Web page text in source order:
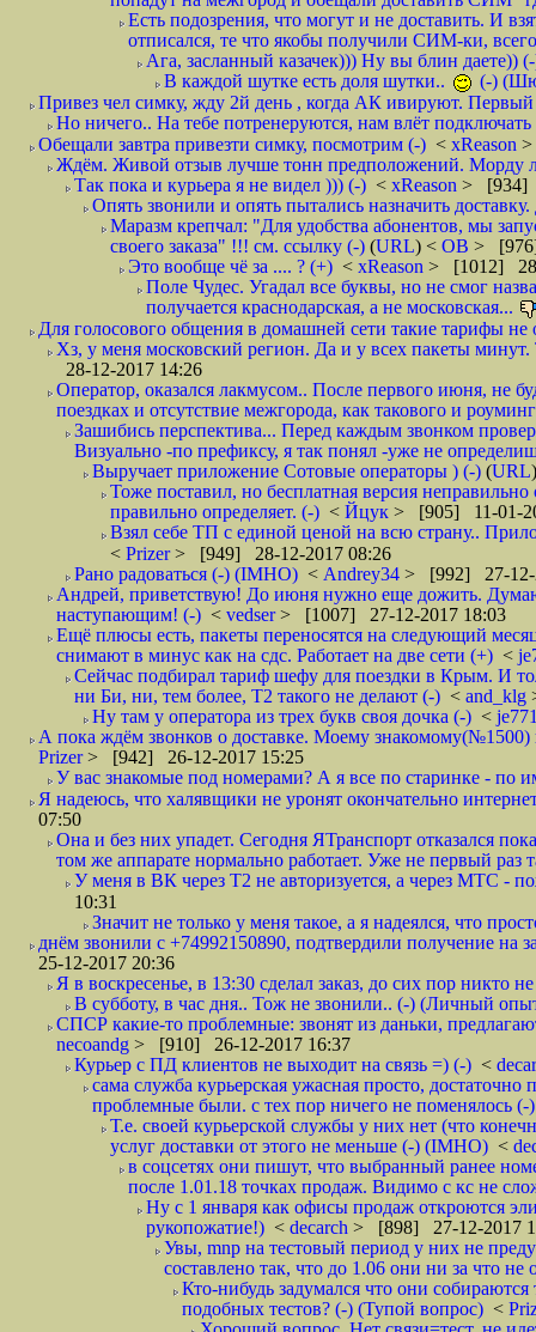
Есть подозрения, что могут и не доставить. И
отписался, те что якобы получили СИМ-ки,
Ага, засланный казачек))) Ну вы блин даете))
В каждой шутке есть доля шутки..
(-)
Привез чел симку, жду 2й день , когда АК ивируют. Первый
Но ничего.. На тебе потренеруются, нам влёт подключать
Обещали завтра привезти симку, посмотрим (-) < xReason
Ждём. Живой отзыв лучше тонн предположений. Морду
Так пока и курьера я не видел ))) (-) < xReason > [934]
Опять звонили и опять пытались назначить
Маразм крепчал: "Для удобства абонентов, мы
своего заказа" !!! см. ссылку (-) (URL) < ОВ >
Это вообще чё за .... ? (+) < xReason > [1012]
Поле Чудес. Угадал все буквы, но не смог
получается краснодарская, а не московская...
Для голосового общения в домашней сети такие тарифы не
Хз, у меня московский регион. Да и у всех пакеты
28-12-2017 14:26
Оператор, оказался лакмусом.. После первого июня, не
поездках и отсутствие межгорода, как такового и
Зашибись перспектива... Перед каждым звонком
Визуально -по префиксу, я так понял -уже не
Выручает приложение Сотовые операторы ) (-) (URL
Тоже поставил, но бесплатная версия
правильно определяет. (-) < Йцук > [905] 11-01-
Взял себе ТП с единой ценой на всю страну..
< Prizer> [949] 28-12-2017 08:26
Рано радоваться (-) (IMHO) < Andrey34 > [992] 27-12-
Андрей, приветствую! До июня нужно еще дожить.
наступающим! (-) < vedser> [1007] 27-12-2017 18:03
Ещё плюсы есть, пакеты переносятся на следующий
снимают в минус как на сдс. Работает на две сети (+) <
Сейчас подбирал тариф шефу для поездки в Крым. И
ни Би, ни, тем более, Т2 такого не делают (-) < and_klg
Ну там у оператора из трех букв своя дочка (-) <
А пока ждём звонков о доставке. Моему знакомому(№1500)
Prizer> [942] 26-12-2017 15:25
У вас знакомые под номерами? А я все по старинке - по
Я надеюсь, что халявщики не уронят окончательно
07:50
Она и без них упадет. Сегодня ЯТранспорт отказался
том же аппарате нормально работает. Уже не первый раз
У меня в ВК через Т2 не авторизуется, а через МТС -
10:31
Значит не только у меня такое, а я надеялся, что
днём звонили с +74992150890, подтвердили получение на
25-12-2017 20:36
Я в воскресенье, в 13:30 сделал заказ, до сих пор никто
В субботу, в час дня.. Тож не звонили.. (-) (Личный
СПСР какие-то проблемные: звонят из даньки,
necoandg > [910] 26-12-2017 16:37
Курьер с ПД клиентов не выходит на связь =) (-) <
сама служба курьерская ужасная просто,
проблемные были. с тех пор ничего не поменялось (-)
Т.е. своей курьерской службы у них нет (что
услуг доставки от этого не меньше (-) (IMHO) <
в соцсетях они пишут, что выбранный ранее
после 1.01.18 точках продаж. Видимо с кс не
Ну с 1 января как офисы продаж откроются
рукопожатие!) < decarch > [898] 27-12-2017
Увы, mnp на тестовый период у них не
составлено так, что до 1.06 они ни за что не
Кто-нибудь задумался что они
подобных тестов? (-) (Тупой вопрос) <